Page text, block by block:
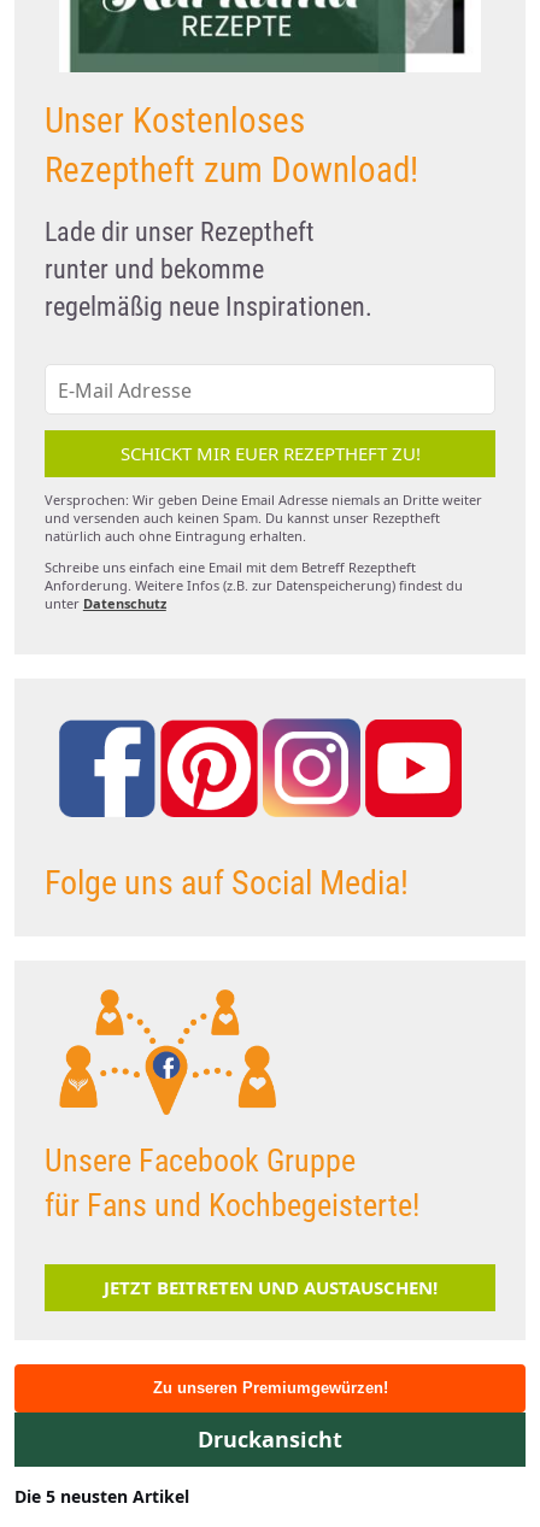
Unser Kostenloses
Rezeptheft zum Download!
Lade dir unser Rezeptheft
runter und bekomme
regelmäßig neue Inspirationen.
SCHICKT MIR EUER REZEPTHEFT ZU!
Versprochen: Wir geben Deine Email Adresse niemals an Dritte weiter
und versenden auch keinen Spam. Du kannst unser Rezeptheft
natürlich auch ohne Eintragung erhalten.
Schreibe uns einfach eine Email mit dem Betreff Rezeptheft
Anforderung. Weitere Infos (z.B. zur Datenspeicherung) findest du
unter Datenschutz
Folge uns auf Social Media!
Unsere Facebook Gruppe
für Fans und Kochbegeisterte!
JETZT BEITRETEN UND AUSTAUSCHEN!
Zu unseren Premiumgewürzen!
Druckansicht
Die 5 neusten Artikel